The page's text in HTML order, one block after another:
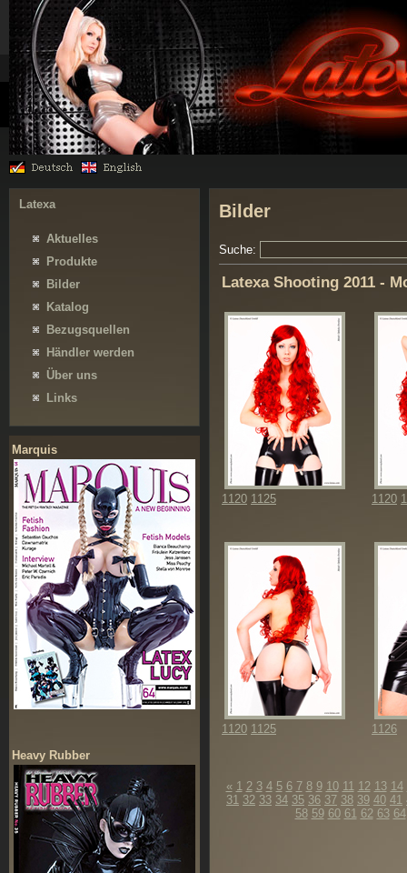
Latexa
Aktuelles
Produkte
Bilder
Katalog
Bezugsquellen
Händler werden
Über uns
Links
Marquis
Heavy Rubber
Bilder
Suche:
Latexa Shooting 2011 -
1120 1125 1120
1120 1125 1126
« 1 2 3 4 5 6 7 8 9 10 11 12 13 14
31 32 33 34 35 36 37 38 39 40 41
58 59 60 61 62 63 64